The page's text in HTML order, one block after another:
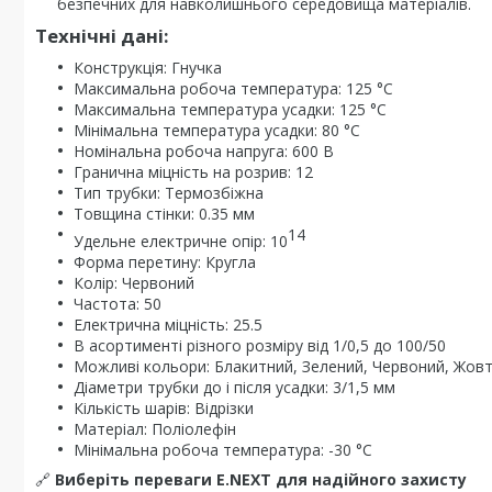
Технічні дані:
Конструкція: Гнучка
Максимальна робоча температура: 125 °C
Максимальна температура усадки: 125 °C
Мінімальна температура усадки: 80 °C
Номінальна робоча напруга: 600 В
Гранична міцність на розрив: 12
Тип трубки: Термозбіжна
Товщина стінки: 0.35 мм
Удельне електричне опір: 1014
Форма перетину: Кругла
Колір: Червоний
Частота: 50
Електрична міцність: 25.5
В асортименті різного розміру від 1/0,5 до 100/50
Можливі кольори: Блакитний, Зелений, Червоний,
Діаметри трубки до і після усадки: 3/1,5 мм
Кількість шарів: Відрізки
Матеріал: Поліолефін
Мінімальна робоча температура: -30 °C
🔗 Виберіть переваги E.NEXT для надійного захисту